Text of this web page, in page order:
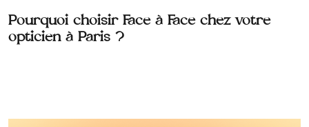
Pourquoi choisir Face à Face chez votre
opticien à Paris ?